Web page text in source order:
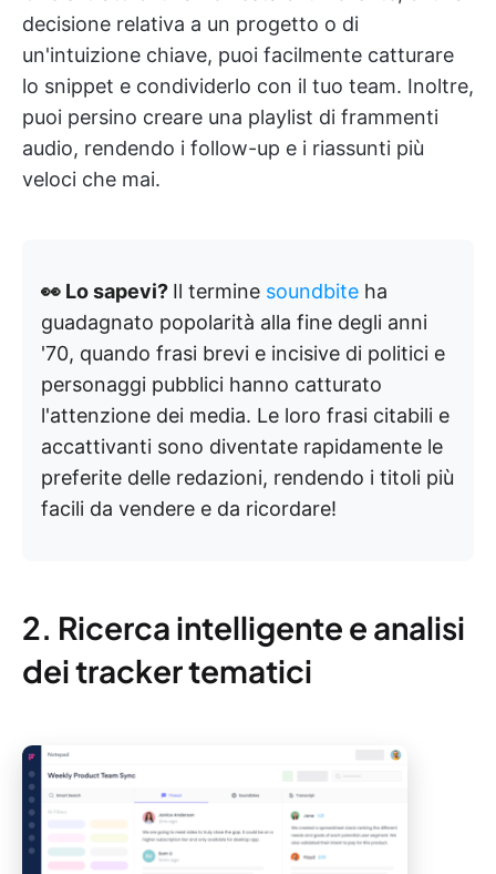
decisione relativa a un progetto o di
un'intuizione chiave, puoi facilmente catturare
lo snippet e condividerlo con il tuo team. Inoltre,
puoi persino creare una playlist di frammenti
audio, rendendo i follow-up e i riassunti più
veloci che mai.
👀 Lo sapevi? Il termine soundbite ha
guadagnato popolarità alla fine degli anni
'70, quando frasi brevi e incisive di politici e
personaggi pubblici hanno catturato
l'attenzione dei media. Le loro frasi citabili e
accattivanti sono diventate rapidamente le
preferite delle redazioni, rendendo i titoli più
facili da vendere e da ricordare!
2. Ricerca intelligente e analisi
dei tracker tematici